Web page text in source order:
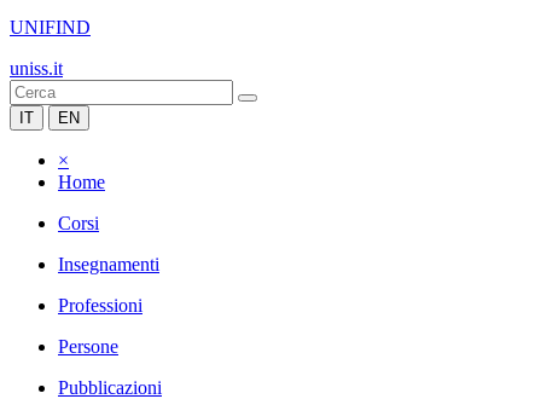
UNIFIND
uniss.it
IT EN
×
Home
Corsi
Insegnamenti
Professioni
Persone
Pubblicazioni